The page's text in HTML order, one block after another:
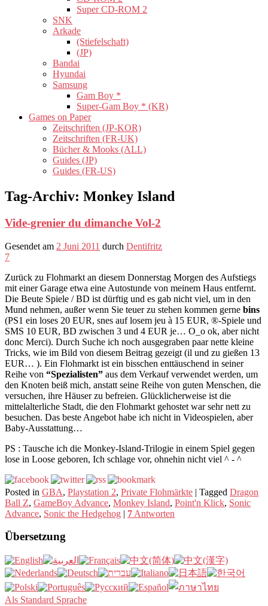
Super CD-ROM 2
SNK
Arkade
(Stiefelschaft)
(JP)
Bandai
Hyundai
Samsung
Gam Boy *
Super-Gam Boy * (KR)
Games on Paper
Zeitschriften (JP-KOR)
Zeitschriften (FR-UK)
Bücher & Mooks (ALL)
Guides (JP)
Guides (FR-US)
Tag-Archiv: Monkey Island
Vide-grenier du dimanche Vol-2
Gesendet am 2 Juni 2011 durch Dentifritz
7
Zurück zu Flohmarkt an diesem Donnerstag Morgen des Aufstiegs
mit einer Garage etwa eine Autostunde von meinem Haus entfernt.
Die Beute Spiele / BD ist dürftig und es gab nicht viel, um in den
Mund nehmen, außer wenn Sie teuer zu stehen kommen gerne bins
(PS1 ein loses 20 EUR, snes auf losem jeu à 15 EUR, ®-Spiele und
SMS 10 EUR, BD zwischen 3 und 4 EUR je… O_o ok, aber nicht
donc Merci). Durch Suche ich noch ausgegraben paar nette kleine
Tricks, wie im Bild von diesem Beitrag gezeigt (il und zu gießen 13
EUR… ). Ein Flohmarkt ist ein bisschen enttäuschend in seiner
Reihe von “Spezialisten” aus dem Verkauf verwendet werden, um
den Knoten beiß mich, anstatt seine Reihe von guten Menschen, die
versuchen, ihre Häuser zu befreien. Glücklicherweise ist die
mittelalterliche Stadt, die den Flohmarkt gehostet war sehr nett zu
besuchen. Das beste Angebot habe ich nicht in Videospielen, aber
Baby-Ausstattung…
PS : Tausche ich die Monkey-Island-Trilogie in einem Spiel gegen
lose in Loose geboren, Ich schlage vor, ohnehin nicht viel ^ - ^
Posted in GBA, Playstation 2, Private Flohmärkte | Tagged Dragon
Ball Z, GameBoy Advance, Monkey Island, Point'n Klick, Sonic
Advance, Sonic the Hedgehog | 7 Antworten
Übersetzung
Als Standard Sprache